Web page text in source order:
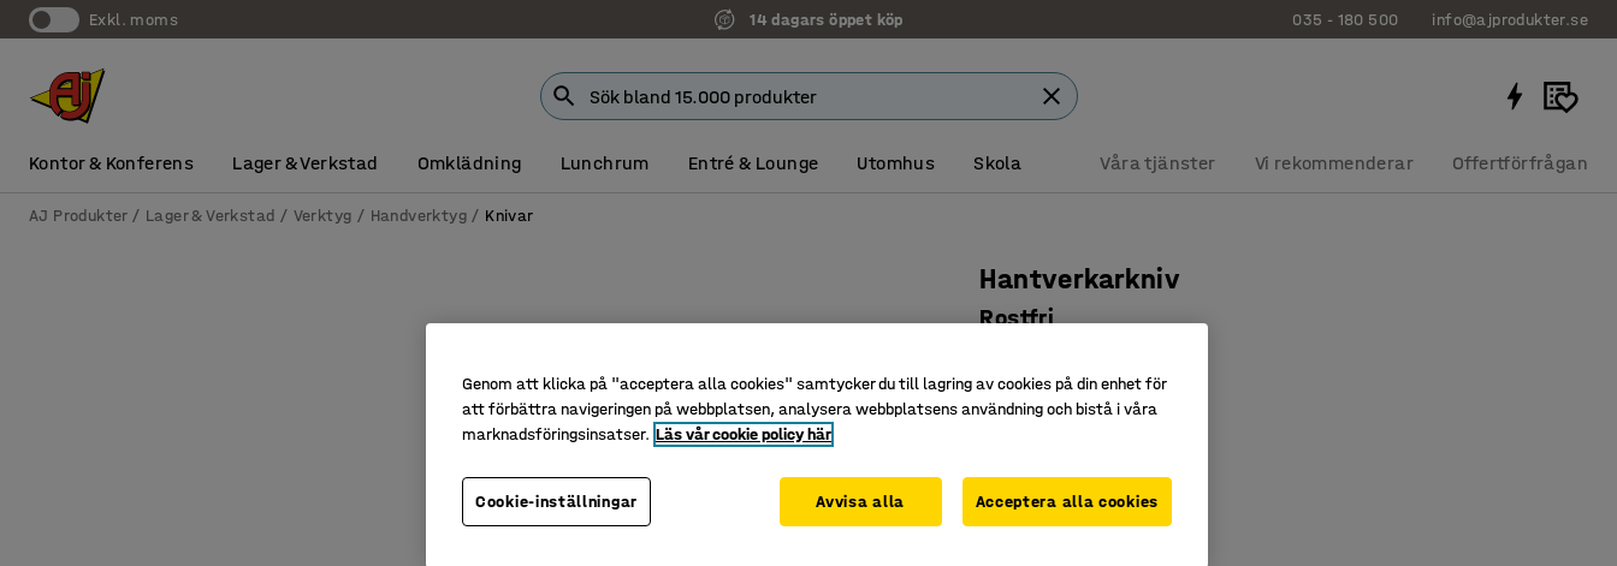
exkl. moms 14 dagars öppet köp 035 - 180 500 info@ajprodukter.se
Kontor & Konferens Lager & Verkstad Omklädning Lunchrum Entré & Lounge Utomhus Skola Våra tjänster Vi rekommenderar Offertförfrågan
AJ Produkter Lager & Verkstad Verktyg Handverktyg Knivar
Hantverkarkniv
Rostfri
Rostfri
95 kr
Genom att klicka på "acceptera alla cookies" samtycker du till lagring av cookies på din enhet för
att förbättra navigeringen på webbplatsen, analysera webbplatsens användning och bistå i våra
marknadsföringsinsatser. Läs vår cookie policy här
Cookie-inställningar Avvisa alla Acceptera alla cookies